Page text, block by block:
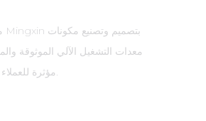
معدات التشغيل الآلي الموثوقة
مؤثرة للعملاء في جميع أنحاء العالم.